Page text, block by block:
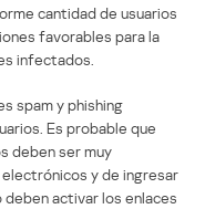
cantidad de usuarios
favorables para la
infectados.
spam y phishing
Es probable que
deben ser muy
electrónicos y de ingresar
activar los enlaces